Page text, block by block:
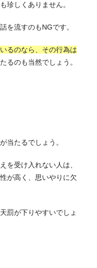
珍しくありません。
を流すのもNGです。
るのなら、その行為は
るのも当然でしょう。
当たるでしょう。
を受け入れない人は、
が高く、思いやりに欠
罰が下りやすいでしょ